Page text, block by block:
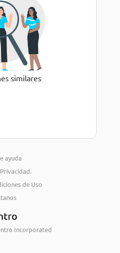
similares
ayuda
de Uso
Incorporated